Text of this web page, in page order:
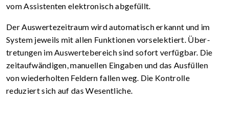
vom Assistenten elektronisch abgefüllt.
Der Auswertezeitraum wird automatisch erkannt und im
System jeweils mit allen Funktionen vorselektiert. Über­
tretungen im Auswertebereich sind sofort verfügbar. Die
zeitaufwändigen, manuellen Eingaben und das Ausfüllen
von wiederholten Feldern fallen weg. Die Kontrolle
reduziert sich auf das Wesentliche.